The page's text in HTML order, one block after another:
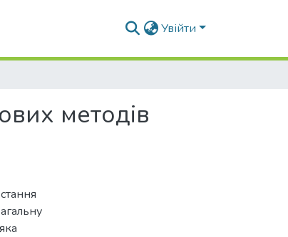
Увійти
методів